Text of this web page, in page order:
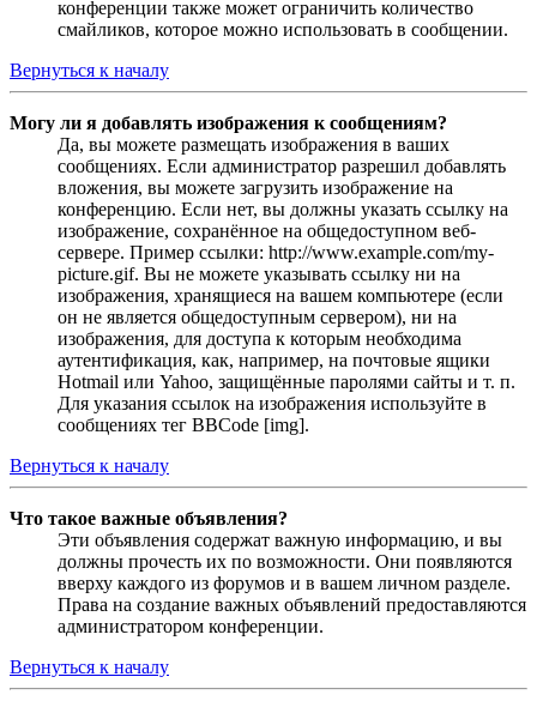
конференции также может ограничить количество
смайликов, которое можно использовать в сообщении.
Вернуться к началу
Могу ли я добавлять изображения к сообщениям?
Да, вы можете размещать изображения в ваших
сообщениях. Если администратор разрешил добавлять
вложения, вы можете загрузить изображение на
конференцию. Если нет, вы должны указать ссылку на
изображение, сохранённое на общедоступном веб-
сервере. Пример ссылки: http://www.example.com/my-
picture.gif. Вы не можете указывать ссылку ни на
изображения, хранящиеся на вашем компьютере (если
он не является общедоступным сервером), ни на
изображения, для доступа к которым необходима
аутентификация, как, например, на почтовые ящики
Hotmail или Yahoo, защищённые паролями сайты и т. п.
Для указания ссылок на изображения используйте в
сообщениях тег BBCode [img].
Вернуться к началу
Что такое важные объявления?
Эти объявления содержат важную информацию, и вы
должны прочесть их по возможности. Они появляются
вверху каждого из форумов и в вашем личном разделе.
Права на создание важных объявлений предоставляются
администратором конференции.
Вернуться к началу